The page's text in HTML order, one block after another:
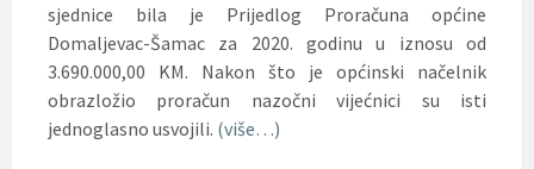
sjednice bila je Prijedlog Proračuna općine
Domaljevac-Šamac za 2020. godinu u iznosu od
3.690.000,00 KM. Nakon što je općinski načelnik
obrazložio proračun nazočni vijećnici su isti
jednoglasno usvojili. (više…)